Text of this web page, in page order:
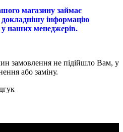
магазину займає
докладнішу інформацію
наших менеджерів.
замовлення не підійшло Вам, у
або заміну.